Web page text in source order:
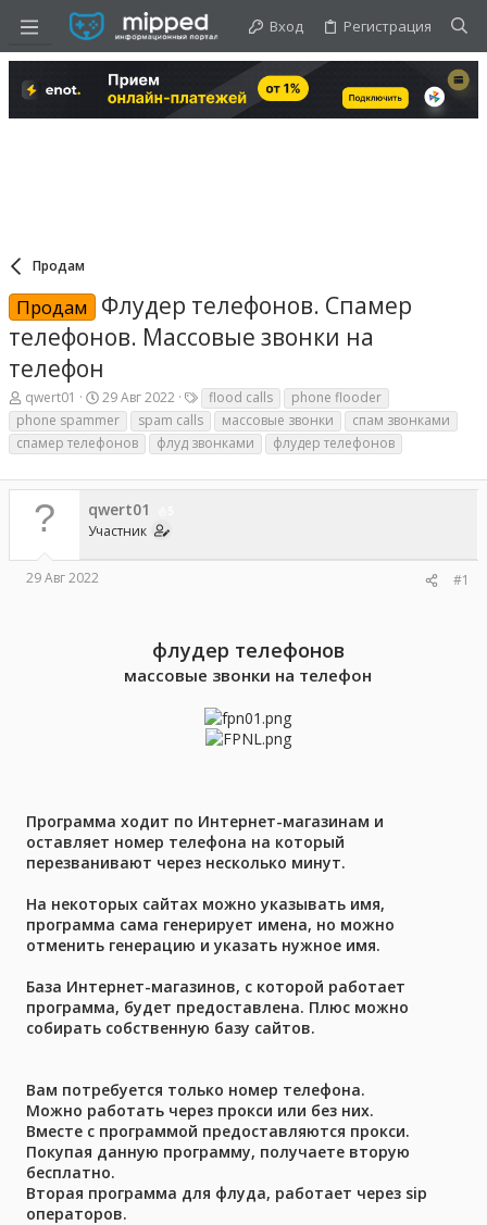
Вход Регистрация
Продам
Продам
Флудер телефонов. Спамер
телефонов. Массовые звонки на
телефон
А
в
т
о
т
qwert01
Д
а
т
а
а
а
л
29 Авг 2022
Т
е
г
и
flood calls
phone flooder
phone spammer
spam calls массовые звонки
спам звонками
спамер телефонов
флуд звонками флудер телефонов
qwert01
Участник
29 Авг 2022 #1
флудер телефонов
массовые звонки на телефон
Программа ходит по Интернет-магазинам и
оставляет номер телефона на который
перезванивают через несколько минут.
На некоторых сайтах можно указывать имя,
программа сама генерирует имена, но можно
отменить генерацию и указать нужное имя.
База Интернет-магазинов, с которой работает
программа, будет предоставлена. Плюс можно
собирать собственную базу сайтов.
Вам потребуется только номер телефона.
Можно работать через прокси или без них.
Вместе с программой предоставляются прокси.
Покупая данную программу, получаете вторую
бесплатно.
Вторая программа для флуда, работает через sip
операторов.